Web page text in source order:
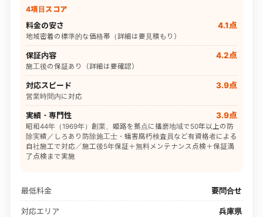
4項目スコア
料金の安さ 4.1点
地域密着の標準的な価格帯（詳細は要見積もり）
保証内容 4.2点
施工後の保証あり（詳細は要確認）
対応スピード 3.9点
営業時間内に対応
実績・専門性 3.9点
昭和44年（1969年）創業、姫路を拠点に播磨地域で50年以上の防
除実績／しろあり防除施工士・蟻害腐朽検査員など有資格者による
自社施工で対応／施工後5年保証＋無料メンテナンス点検＋保証満
了点検まで実施
最低料金 要問合せ
対応エリア 兵庫県